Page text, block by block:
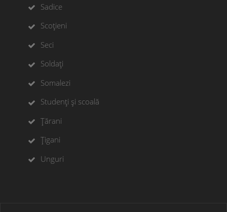
Sadice
Scoțieni
Seci
Soldați
Somalezi
Studenți și scoală
Țărani
Țigani
Unguri